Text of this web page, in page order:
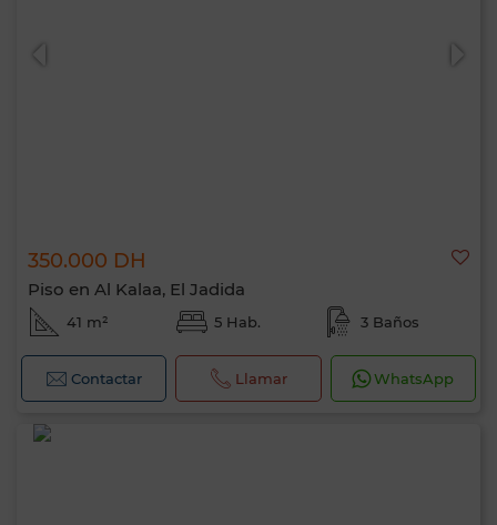
350.000 DH
Piso en Al Kalaa, El Jadida
41 m² 5 Hab. 3 Baños
Contactar Llamar WhatsApp